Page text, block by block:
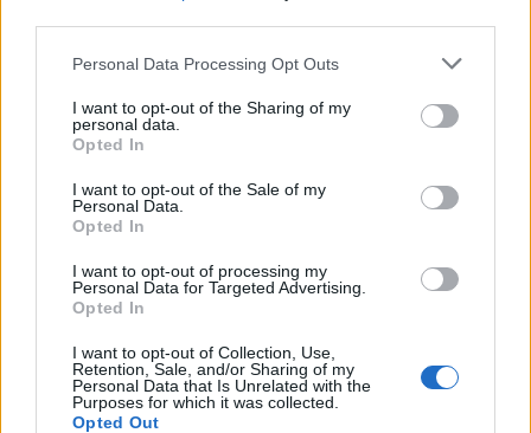
Personal Data Processing Opt Outs
I want to opt-out of the Sharing of my
personal data.
Opted In
I want to opt-out of the Sale of my
Personal Data.
Opted In
I want to opt-out of processing my
Personal Data for Targeted Advertising.
Opted In
I want to opt-out of Collection, Use,
Retention, Sale, and/or Sharing of my
Personal Data that Is Unrelated with the
Purposes for which it was collected.
Opted Out
pronásledovali velrybáře
Islandské úřady nařídily
vyhoštění 21 aktivistů
pobřežní stráž s policií zabavily
jejich loď, která pronásledovala velrybářské plavidlo. Pasažéři lodi
patřící nadaci kanadsko-amerického ekologického aktivisty Paula
Watsona jsou od té doby zadržováni v Reykjavíku. Sám Watson na
palubě nebyl. Píše o tom agentura AFP s odvoláním na islandskou
policii.
Záchranná stanice v Praze přijímá kvůli vedrům více
volně žijících zvířat
5.8.2026 17:40 | PRAHA (